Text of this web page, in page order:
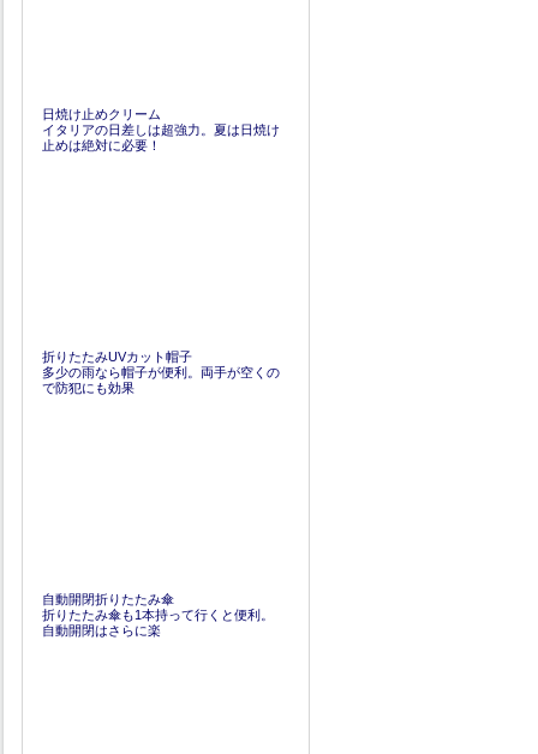
日焼け止めクリーム
イタリアの日差しは超強力。夏は日焼け
止めは絶対に必要！
折りたたみUVカット帽子
多少の雨なら帽子が便利。両手が空くの
で防犯にも効果
自動開閉折りたたみ傘
折りたたみ傘も1本持って行くと便利。
自動開閉はさらに楽